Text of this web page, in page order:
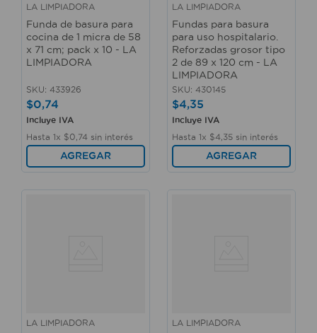
LA LIMPIADORA
Funda de basura para
cocina de 1 micra de 58
x 71 cm; pack x 10 - LA
LIMPIADORA
SKU: 433926
$0,74
Incluye IVA
Hasta 1x $0 74 sin interés
AGREGAR
LA LIMPIADORA
Fundas para basura
para uso hospitalario.
Reforzadas grosor tipo
2 de 89 x 120 cm - LA
LIMPIADORA
SKU: 430145
$4,35
Incluye IVA
Hasta 1x $4 35 sin interés
AGREGAR
LA LIMPIADORA LA LIMPIADORA